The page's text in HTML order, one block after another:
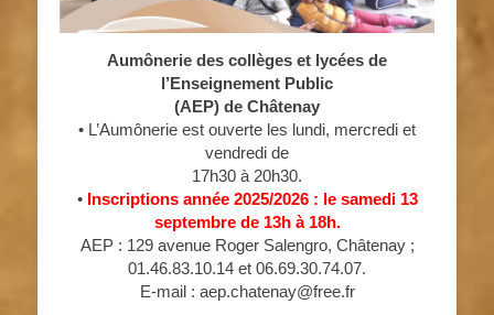
Aumônerie des collèges et lycées de
l’Enseignement Public
(AEP) de Châtenay
• L’Aumônerie est ouverte les lundi, mercredi et
vendredi de
17h30 à 20h30.
• Inscriptions année 2025/2026 : le samedi 13
septembre de 13h à 18h.
AEP : 129 avenue Roger Salengro, Châtenay ;
01.46.83.10.14 et 06.69.30.74.07.
E-mail : aep.chatenay@free.fr